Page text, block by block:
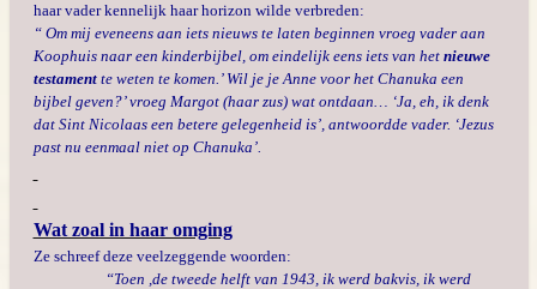
haar vader kennelijk haar horizon wilde verbreden:
“ Om mij eveneens aan iets nieuws te laten beginnen vroeg vader aan
Koophuis naar een kinderbijbel, om eindelijk eens iets van het nieuwe
testamentte weten te komen.’ Wil je je Anne voor het Chanuka een
bijbel geven?’ vroeg Margot (haar zus) wat ontdaan… ‘Ja, eh, ik denk
dat Sint Nicolaas een betere gelegenheid is’, antwoordde vader. ‘Jezus
past nu eenmaal niet op Chanuka’.
Wat zoal in haar omging
Ze schreef deze veelzeggende woorden:
“Toen ,de tweede helft van 1943, ik werd bakvis, ik werd